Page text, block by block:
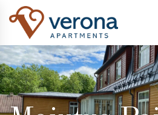
;